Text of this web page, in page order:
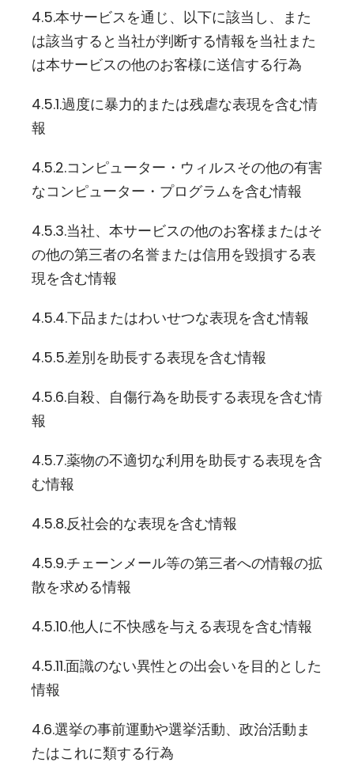
4.5.本サービスを通じ、以下に該当し、また
は該当すると当社が判断する情報を当社また
は本サービスの他のお客様に送信する行為
4.5.1.過度に暴力的または残虐な表現を含む情
報
4.5.2.コンピューター・ウィルスその他の有害
なコンピューター・プログラムを含む情報
4.5.3.当社、本サービスの他のお客様またはそ
の他の第三者の名誉または信用を毀損する表
現を含む情報
4.5.4.下品またはわいせつな表現を含む情報
4.5.5.差別を助長する表現を含む情報
4.5.6.自殺、自傷行為を助長する表現を含む情
報
4.5.7.薬物の不適切な利用を助長する表現を含
む情報
4.5.8.反社会的な表現を含む情報
4.5.9.チェーンメール等の第三者への情報の拡
散を求める情報
4.5.10.他人に不快感を与える表現を含む情報
4.5.11.面識のない異性との出会いを目的とした
情報
4.6.選挙の事前運動や選挙活動、政治活動ま
たはこれに類する行為